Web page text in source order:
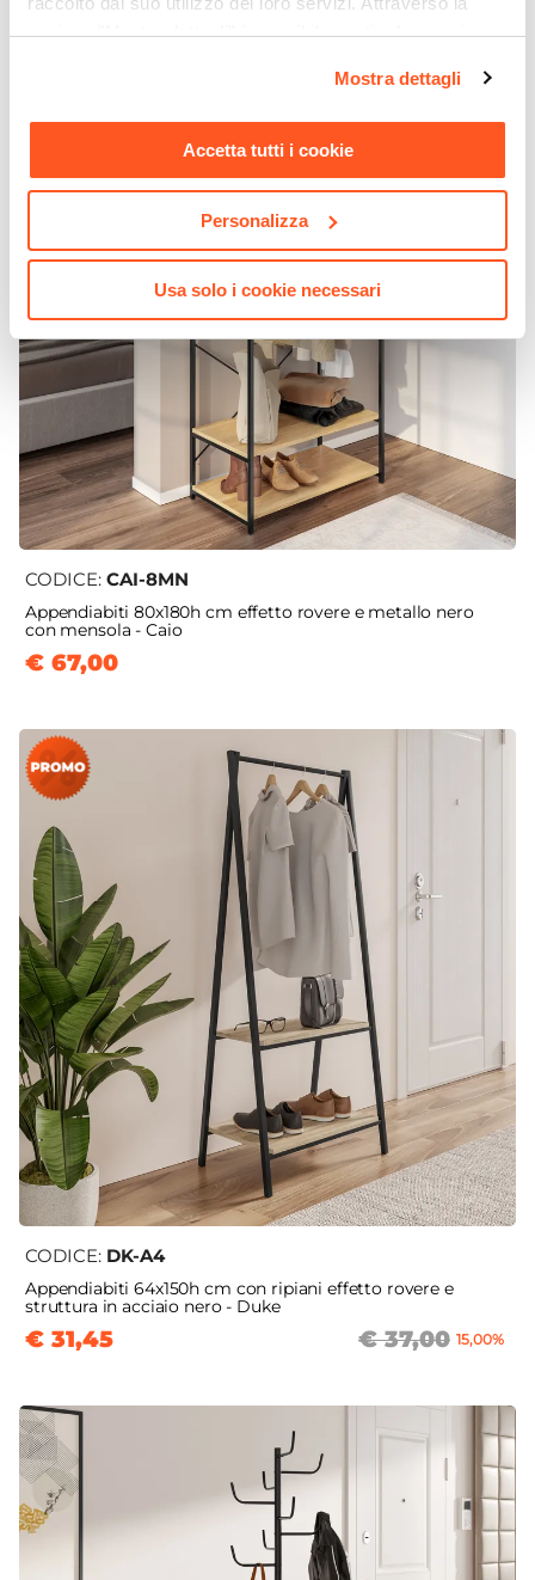
sezione "Mostra dettagli" è possibile gestire le proprie
momento. Per maggiori informazioni si invita a leggere la
nostraCookie Policy.
Mostra dettagli
Accetta tutti i cookie
Personalizza
Usa solo i cookie necessari
CODICE: CAI-8MN
Appendiabiti 80x180h cm effetto rovere e metallo nero
con mensola - Caio
€ 67,00
CODICE: DK-A4
Appendiabiti 64x150h cm con ripiani effetto rovere e
struttura in acciaio nero - Duke
€ 31,45 € 37,00 15,00%